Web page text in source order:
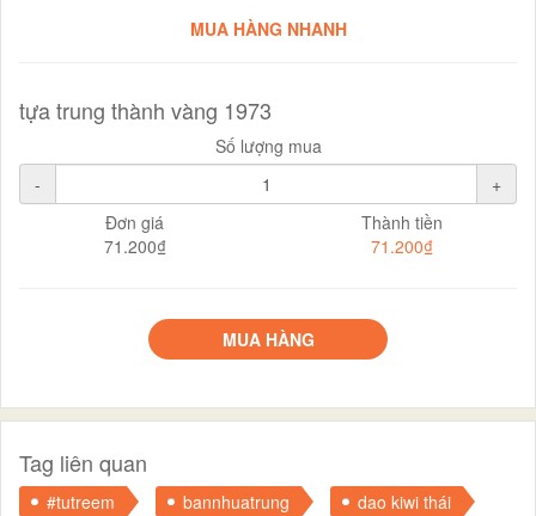
MUA HÀNG NHANH
tựa trung thành vàng 1973
Số lượng mua
-
+
Đơn giá
71.200₫
Thành tiền
71.200₫
MUA HÀNG
Tag liên quan
#tutreem bannhuatrung
dao kiwi thái